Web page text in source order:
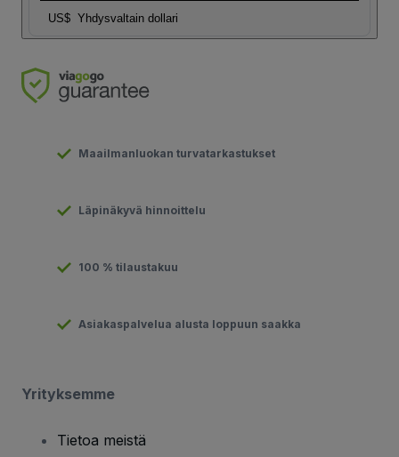
US$ Yhdysvaltain dollari
Maailmanluokan turvatarkastukset
Läpinäkyvä hinnoittelu
100 % tilaustakuu
Asiakaspalvelua alusta loppuun saakka
Yrityksemme
Tietoa meistä